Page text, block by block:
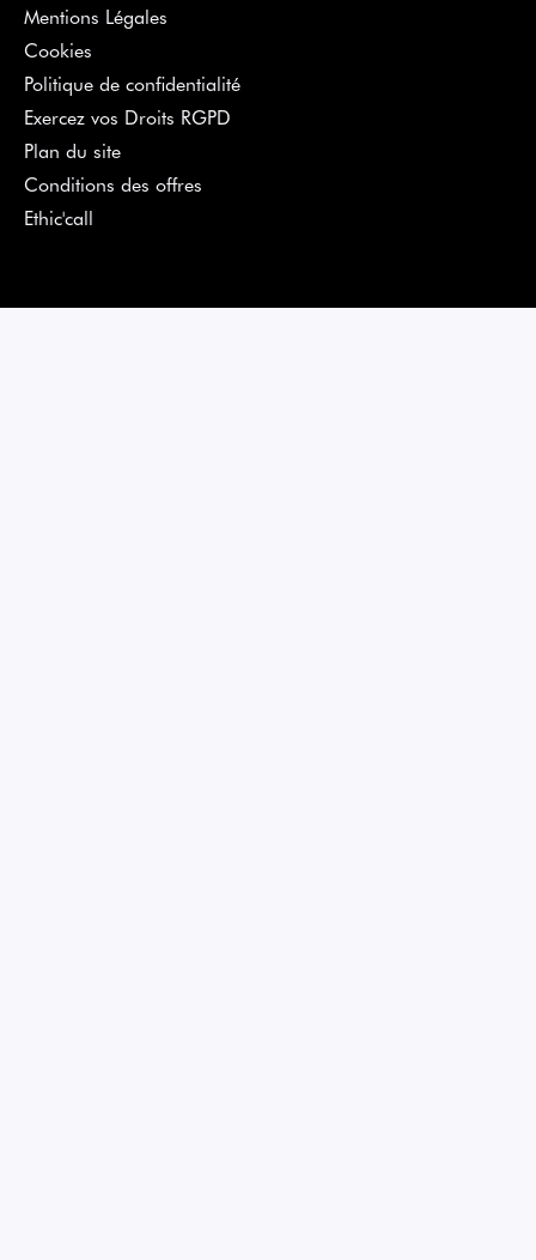
Mentions Légales
Cookies
Politique de confidentialité
Exercez vos Droits RGPD
Plan du site
Conditions des offres
Ethic'call